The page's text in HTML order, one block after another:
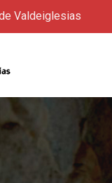
Valdeiglesias